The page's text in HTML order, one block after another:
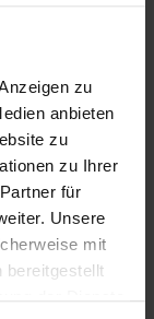
zu
anbieten
zu
zu Ihrer
für
Unsere
mit
bereitgestellt